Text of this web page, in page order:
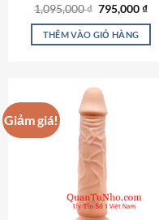
Được xếp
hạng4.65
5 sao
1,095,000₫ Giá
là:
1,095,000 ₫.
795,000₫Giá
tại
THÊM VÀO GIỎ HÀNG
Giảm giá!